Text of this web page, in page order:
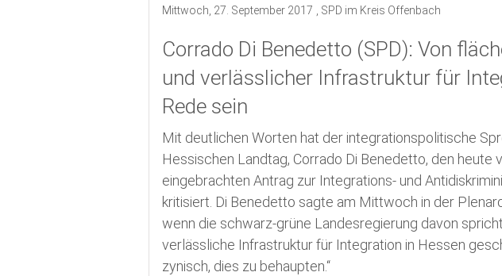
Kreistagswahl 2026
Satzung
Mittwoch, 27. September 2017 , SPD im Kreis Offenbach
Corrado Di Benedetto (SPD): Von
und verlässlicher Infrastruktur für
Rede sein
Mit deutlichen Worten hat der integrationspolitische
Hessischen Landtag, Corrado Di Benedetto, den heute
eingebrachten Antrag zur Integrations- und
kritisiert. Di Benedetto sagte am Mittwoch in der
wenn die schwarz-grüne Landesregierung davon
verlässliche Infrastruktur für Integration in Hessen
zynisch, dies zu behaupten.“